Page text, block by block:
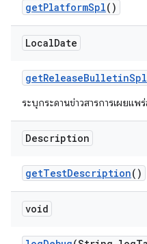
getPlatformSpl()
LocalDate
getReleaseBulletinSpl
ระบุกระดานข่าวสารการเผยแพ
Description
getTestDescription()
void